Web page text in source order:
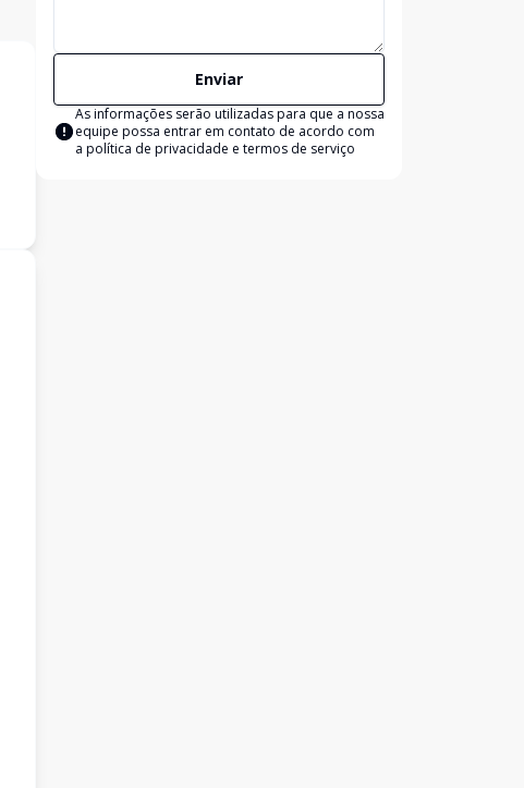
Enviar
As informações serão utilizadas para que a nossa
equipe possa entrar em contato de acordo com
a política de privacidade e termos de serviço